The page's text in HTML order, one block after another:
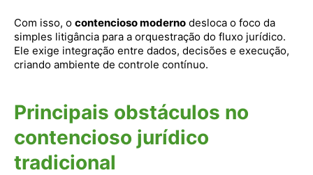
Com isso, o contencioso moderno desloca o foco da
simples litigância para a orquestração do fluxo jurídico.
Ele exige integração entre dados, decisões e execução,
criando ambiente de controle contínuo.
Principais obstáculos no
contencioso jurídico
tradicional